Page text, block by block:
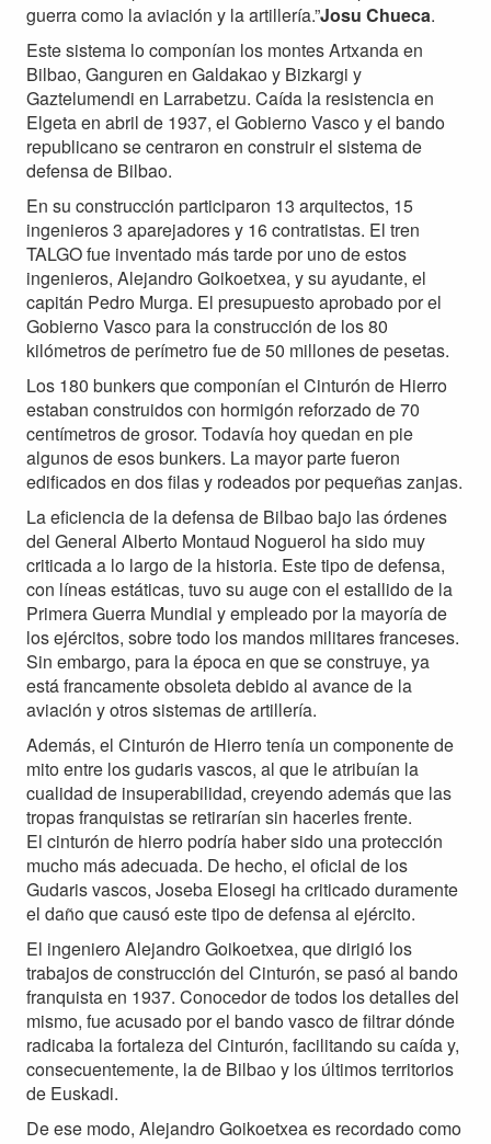
guerra como la aviación y la artillería.”Josu Chueca.
Este sistema lo componían los montes Artxanda en
Bilbao, Ganguren en Galdakao y Bizkargi y
Gaztelumendi en Larrabetzu. Caída la resistencia en
Elgeta en abril de 1937, el Gobierno Vasco y el bando
republicano se centraron en construir el sistema de
defensa de Bilbao.
En su construcción participaron 13 arquitectos, 15
ingenieros 3 aparejadores y 16 contratistas. El tren
TALGO fue inventado más tarde por uno de estos
ingenieros, Alejandro Goikoetxea, y su ayudante, el
capitán Pedro Murga. El presupuesto aprobado por el
Gobierno Vasco para la construcción de los 80
kilómetros de perímetro fue de 50 millones de pesetas.
Los 180 bunkers que componían el Cinturón de Hierro
estaban construidos con hormigón reforzado de 70
centímetros de grosor. Todavía hoy quedan en pie
algunos de esos bunkers. La mayor parte fueron
edificados en dos filas y rodeados por pequeñas zanjas.
La eficiencia de la defensa de Bilbao bajo las órdenes
del General Alberto Montaud Noguerol ha sido muy
criticada a lo largo de la historia. Este tipo de defensa,
con líneas estáticas, tuvo su auge con el estallido de la
Primera Guerra Mundial y empleado por la mayoría de
los ejércitos, sobre todo los mandos militares franceses.
Sin embargo, para la época en que se construye, ya
está francamente obsoleta debido al avance de la
aviación y otros sistemas de artillería.
Además, el Cinturón de Hierro tenía un componente de
mito entre los gudaris vascos, al que le atribuían la
cualidad de insuperabilidad, creyendo además que las
tropas franquistas se retirarían sin hacerles frente.
El cinturón de hierro podría haber sido una protección
mucho más adecuada. De hecho, el oficial de los
Gudaris vascos, Joseba Elosegi ha criticado duramente
el daño que causó este tipo de defensa al ejército.
El ingeniero Alejandro Goikoetxea, que dirigió los
trabajos de construcción del Cinturón, se pasó al bando
franquista en 1937. Conocedor de todos los detalles del
mismo, fue acusado por el bando vasco de filtrar dónde
radicaba la fortaleza del Cinturón, facilitando su caída y,
consecuentemente, la de Bilbao y los últimos territorios
de Euskadi.
De ese modo, Alejandro Goikoetxea es recordado como